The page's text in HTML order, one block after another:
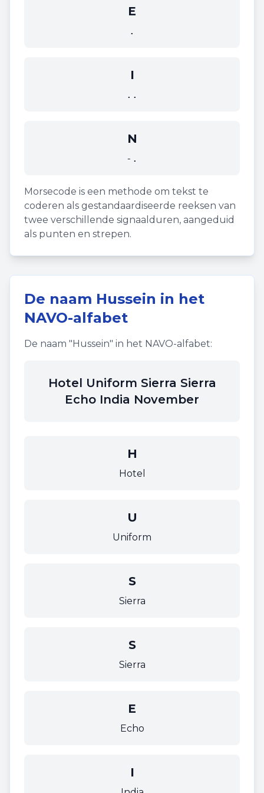
E
.
I
..
N
-.
Morsecode is een methode om tekst te
coderen als gestandaardiseerde reeksen van
twee verschillende signaalduren, aangeduid
als punten en strepen.
De naam Hussein in het
NAVO-alfabet
De naam "Hussein" in het NAVO-alfabet:
Hotel Uniform Sierra Sierra
Echo India November
H
Hotel
U
Uniform
S
Sierra
S
Sierra
E
Echo
I